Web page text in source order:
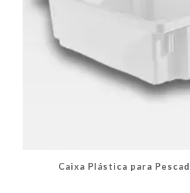
Caixa Plástica para